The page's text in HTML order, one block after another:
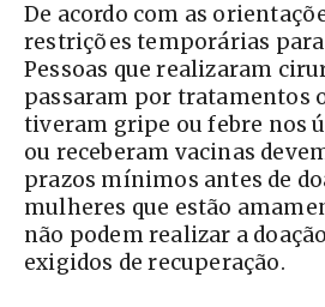
De acordo com as
restrições temporárias para
Pessoas que realizaram
passaram por tratamentos
tiveram gripe ou febre nos
ou receberam vacinas
prazos mínimos antes de
mulheres que estão
não podem realizar a
exigidos de recuperação.